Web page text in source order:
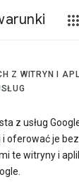
Z WITRYN I
z usług
oferować je
te witryny i